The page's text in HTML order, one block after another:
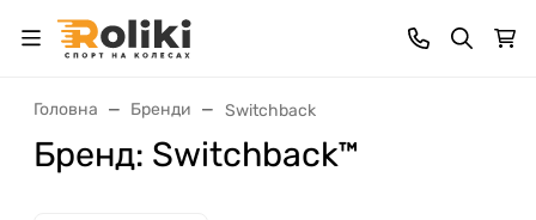
Головна Бренди Switchback
Бренд: Switchback™